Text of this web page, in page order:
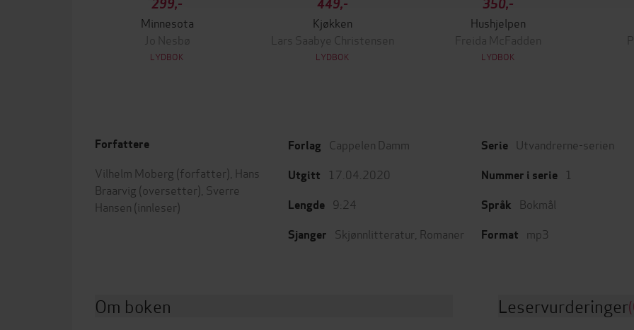
299,-
Minnesota
Jo Nesbø
LYDBOK
449,-
Kjøkken
Lars Saabye Christensen
LYDBOK
350,-
Hushjelpen
Freida McFadden
LYDBOK
Forfattere
Vilhelm Moberg (forfatter), Hans
Braarvig (oversetter), Sverre
Hansen (innleser)
Forlag Cappelen Damm
Utgitt 17.04.2020
Lengde 9:24
Sjanger Skjønnlitteratur Romaner
Serie Utvandrerne-serien
Nummer i serie 1
Språk Bokmål
Format mp3
Om boken Leservurderinger